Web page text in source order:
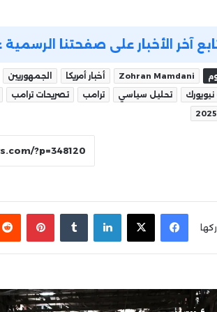
آخر الأخبار على صفحتنا
Zohran Mamdani أخبار أمريكا الجمهوريين
نيويورك
تحليل سياسي ترامب تصريحات ترامب
فيسبوك
‫X لينكدإن